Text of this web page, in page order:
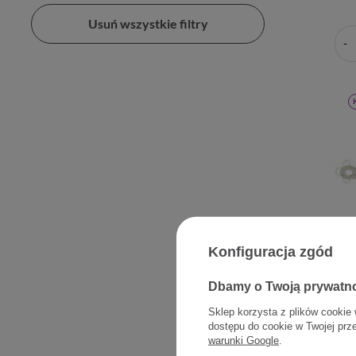
Usuń wszystkie filtry
mleczko
Konfiguracja zgód
Dbamy o Twoją
Sklep korzysta z plików cookie
dostępu do cookie w Twojej
warunki Google